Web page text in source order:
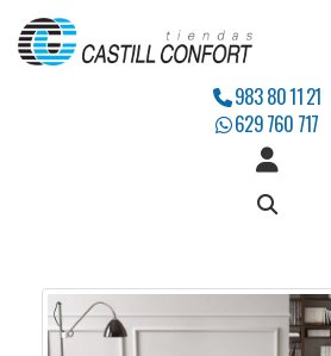
983 80 11 21
629 760 717